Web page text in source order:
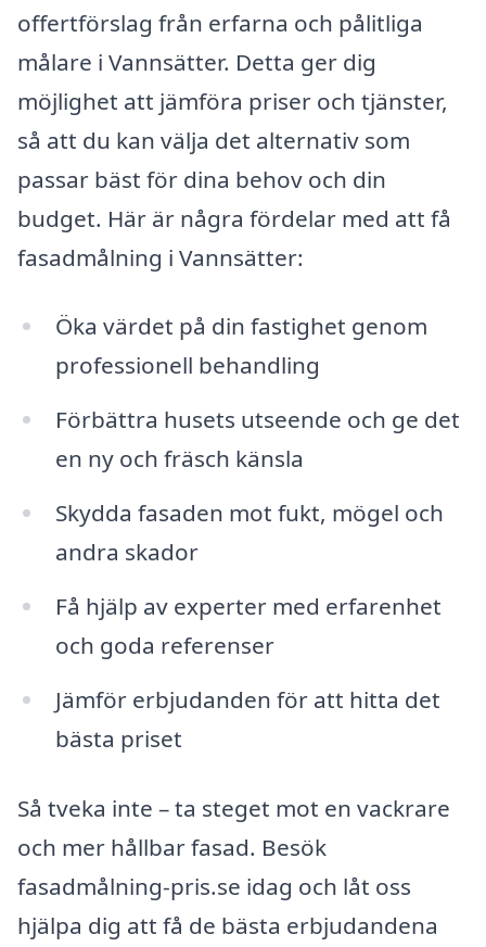
offertförslag från erfarna och pålitliga
målare i Vannsätter. Detta ger dig
möjlighet att jämföra priser och tjänster,
så att du kan välja det alternativ som
passar bäst för dina behov och din
budget. Här är några fördelar med att få
fasadmålning i Vannsätter:
Öka värdet på din fastighet genom
professionell behandling
Förbättra husets utseende och ge det
en ny och fräsch känsla
Skydda fasaden mot fukt, mögel och
andra skador
Få hjälp av experter med erfarenhet
och goda referenser
Jämför erbjudanden för att hitta det
bästa priset
Så tveka inte – ta steget mot en vackrare
och mer hållbar fasad. Besök
fasadmålning-pris.se idag och låt oss
hjälpa dig att få de bästa erbjudandena